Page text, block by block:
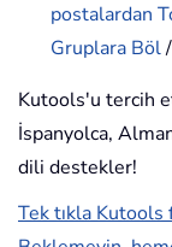
postalardan
Gruplara Böl/
Kutools'u tercih
İspanyolca,
dili destekler!
Tek tıkla